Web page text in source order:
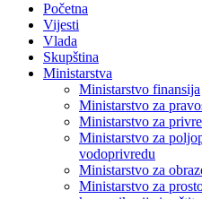
Početna
Vijesti
Vlada
Skupština
Ministarstva
Ministarstvo finansija
Ministarstvo za
Ministarstvo za
Ministarstvo za
vodoprivredu
Ministarstvo za
Ministarstvo za